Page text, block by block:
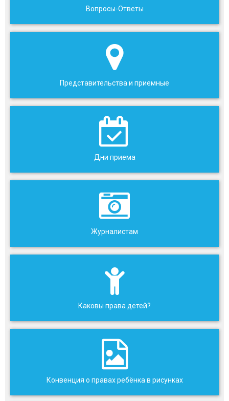
Вопросы-Ответы
Представительства и приемные
Дни приема
Журналистам
Каковы права детей?
Конвенция о правах ребёнка в рисунках